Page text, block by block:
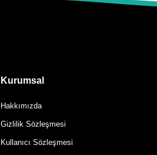
Kurumsal
Hakkımızda
Gizlilik Sözleşmesi
Kullanıcı Sözleşmesi